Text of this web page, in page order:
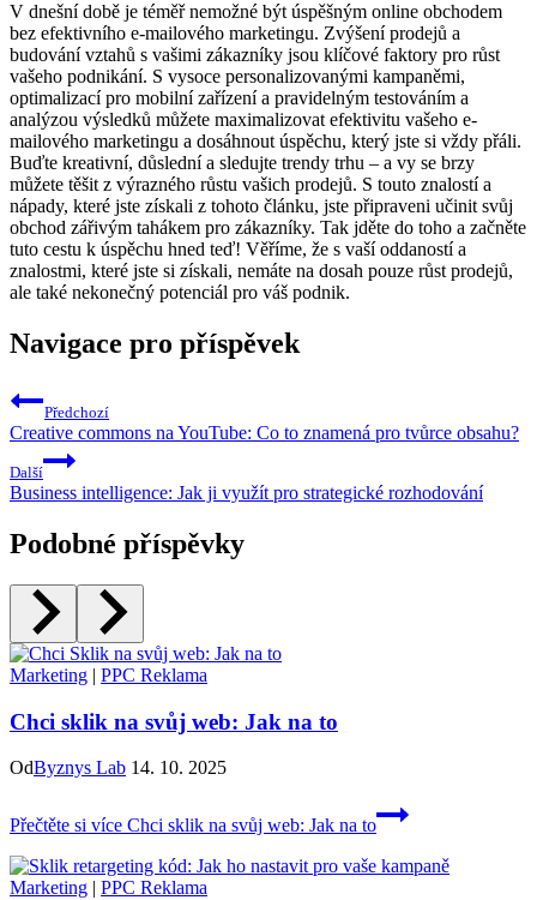
V dnešní době je téměř nemožné být úspěšným online obchodem
bez efektivního e-mailového marketingu. Zvýšení prodejů a
budování vztahů s vašimi zákazníky jsou klíčové faktory pro růst
vašeho podnikání. S vysoce personalizovanými kampaněmi,
optimalizací pro mobilní zařízení a pravidelným testováním a
analýzou výsledků můžete maximalizovat efektivitu vašeho e-
mailového marketingu a dosáhnout úspěchu, který jste si vždy přáli.
Buďte kreativní, důslední a sledujte trendy trhu – a vy se brzy
můžete těšit z výrazného růstu vašich prodejů. S touto znalostí a
nápady, které jste získali z tohoto článku, jste připraveni učinit svůj
obchod zářivým tahákem pro zákazníky. Tak jděte do toho a začněte
tuto cestu k úspěchu hned teď! Věříme, že s vaší oddaností a
znalostmi, které jste si získali, nemáte na dosah pouze růst prodejů,
ale také nekonečný potenciál pro váš podnik.
Navigace pro příspěvek
Předchozí
Creative commons na YouTube: Co to znamená pro tvůrce obsahu?
Další
Business intelligence: Jak ji využít pro strategické rozhodování
Podobné příspěvky
Marketing | PPC Reklama
Chci sklik na svůj web: Jak na to
OdByznys Lab 14. 10. 2025
Přečtěte si více Chci sklik na svůj web: Jak na to
Marketing | PPC Reklama